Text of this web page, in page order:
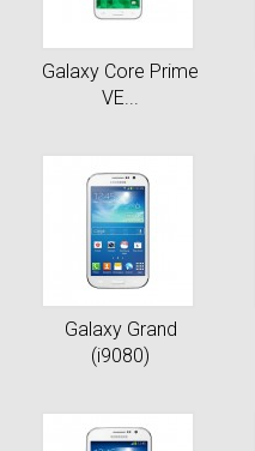
Galaxy Core Prime
VE...
Galaxy Grand
(i9080)